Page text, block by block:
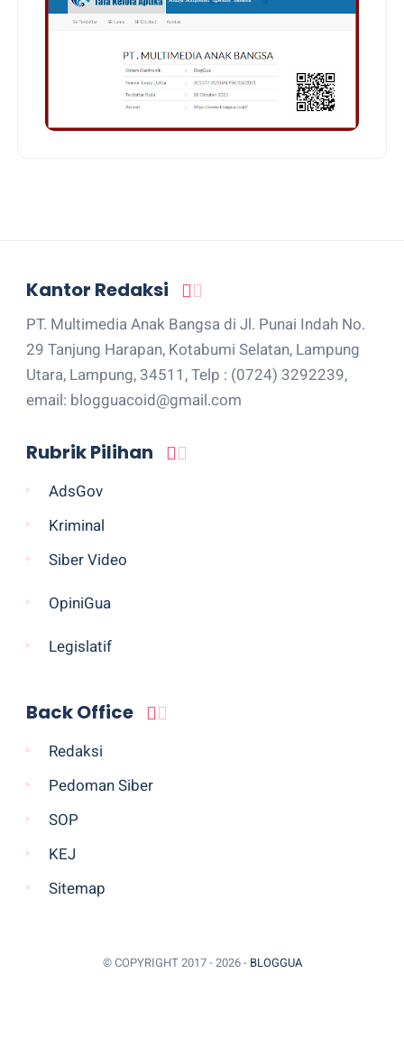
Kantor Redaksi
PT. Multimedia Anak Bangsa di Jl. Punai Indah No.
29 Tanjung Harapan, Kotabumi Selatan, Lampung
Utara, Lampung, 34511, Telp : (0724) 3292239,
email: blogguacoid@gmail.com
Rubrik Pilihan
AdsGov
Kriminal
Siber Video
OpiniGua
Legislatif
Back Office
Redaksi
Pedoman Siber
SOP
KEJ
Sitemap
© COPYRIGHT 2017 - 2026 - BLOGGUA